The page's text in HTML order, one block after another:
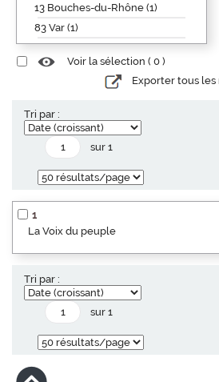
13 Bouches-du-Rhône (1)
83 Var (1)
Voir la sélection ( 0 )
Exporter tous les
Tri par :
sur 1
1
La Voix du peuple
Tri par :
sur 1